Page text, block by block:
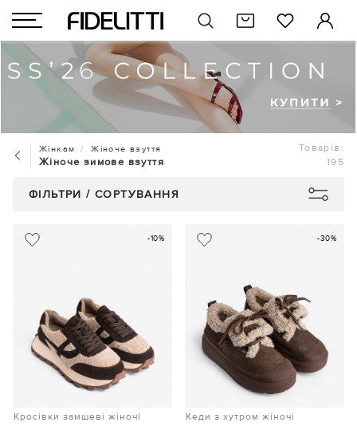
Жінкам Жіноче взуття
Жіноче зимове взуття
Товарів:
195
ФІЛЬТРИ / СОРТУВАННЯ
-10%
Кросівки замшеві жіночі
-30%
Кеди з хутром жіночі